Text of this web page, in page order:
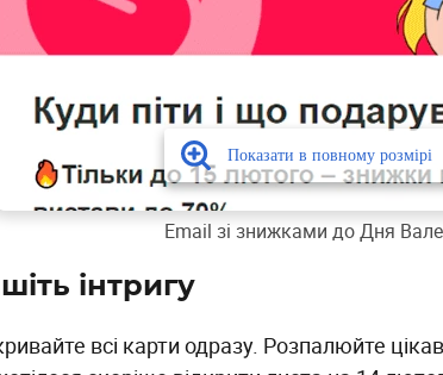
Еmail зі знижками до Дня
інтригу
всі карти одразу. Розпалюйте